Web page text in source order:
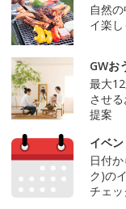
自然
イ楽し
GWお
最大
させ
提案
イベ
日付
ク)の
チェッ